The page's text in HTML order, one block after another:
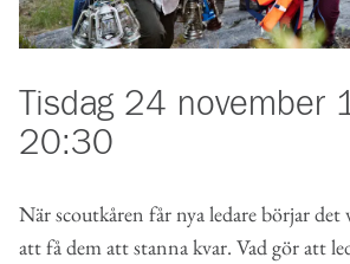
Tisdag 24 november
20:30
När scoutkåren får nya ledare börjar det
att få dem att stanna kvar. Vad gör att